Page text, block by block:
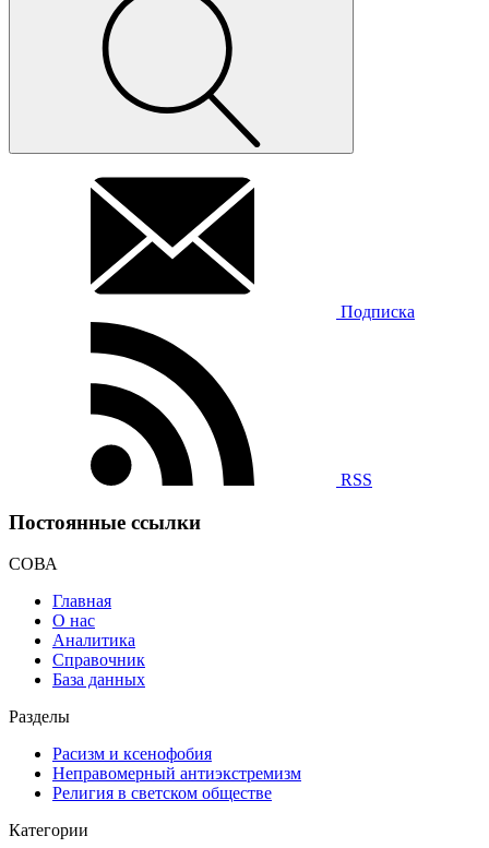
Подписка
RSS
Постоянные ссылки
СОВА
Главная
О нас
Аналитика
Справочник
База данных
Разделы
Расизм и ксенофобия
Неправомерный антиэкстремизм
Религия в светском обществе
Категории